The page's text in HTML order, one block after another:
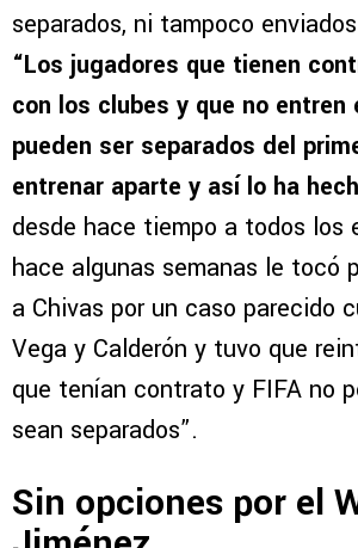
separados, ni tampoco
“Los jugadores que tienen
con los clubes y que no entren
pueden ser separados del
entrenar aparte y así lo ha
desde hace tiempo a todos los
hace algunas semanas le tocó
a Chivas por un caso parecido
Vega y Calderón y tuvo que
que tenían contrato y FIFA no
sean separados”.
Sin opciones por el